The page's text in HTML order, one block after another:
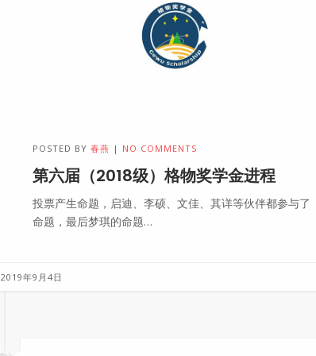
POSTED BY 春燕 NO COMMENTS
第六届（2018级）格物奖学金进程
投票产生命题，启迪、李硕、文佳、其详等伙伴都参与了
命题，最后梦琪的命题…
2019年9月4日